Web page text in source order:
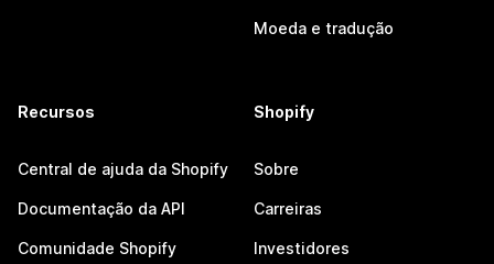
Moeda e tradução
Recursos
Central de ajuda da Shopify
Documentação da API
Comunidade Shopify
Shopify
Sobre
Carreiras
Investidores